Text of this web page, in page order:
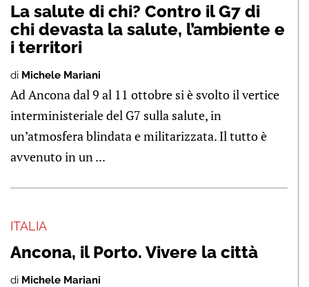
La salute di chi? Contro il G7 di
chi devasta la salute, l’ambiente e
i territori
di Michele Mariani
Ad Ancona dal 9 al 11 ottobre si è svolto il vertice
interministeriale del G7 sulla salute, in
un’atmosfera blindata e militarizzata. Il tutto è
avvenuto in un ...
ITALIA
Ancona, il Porto. Vivere la città
di Michele Mariani